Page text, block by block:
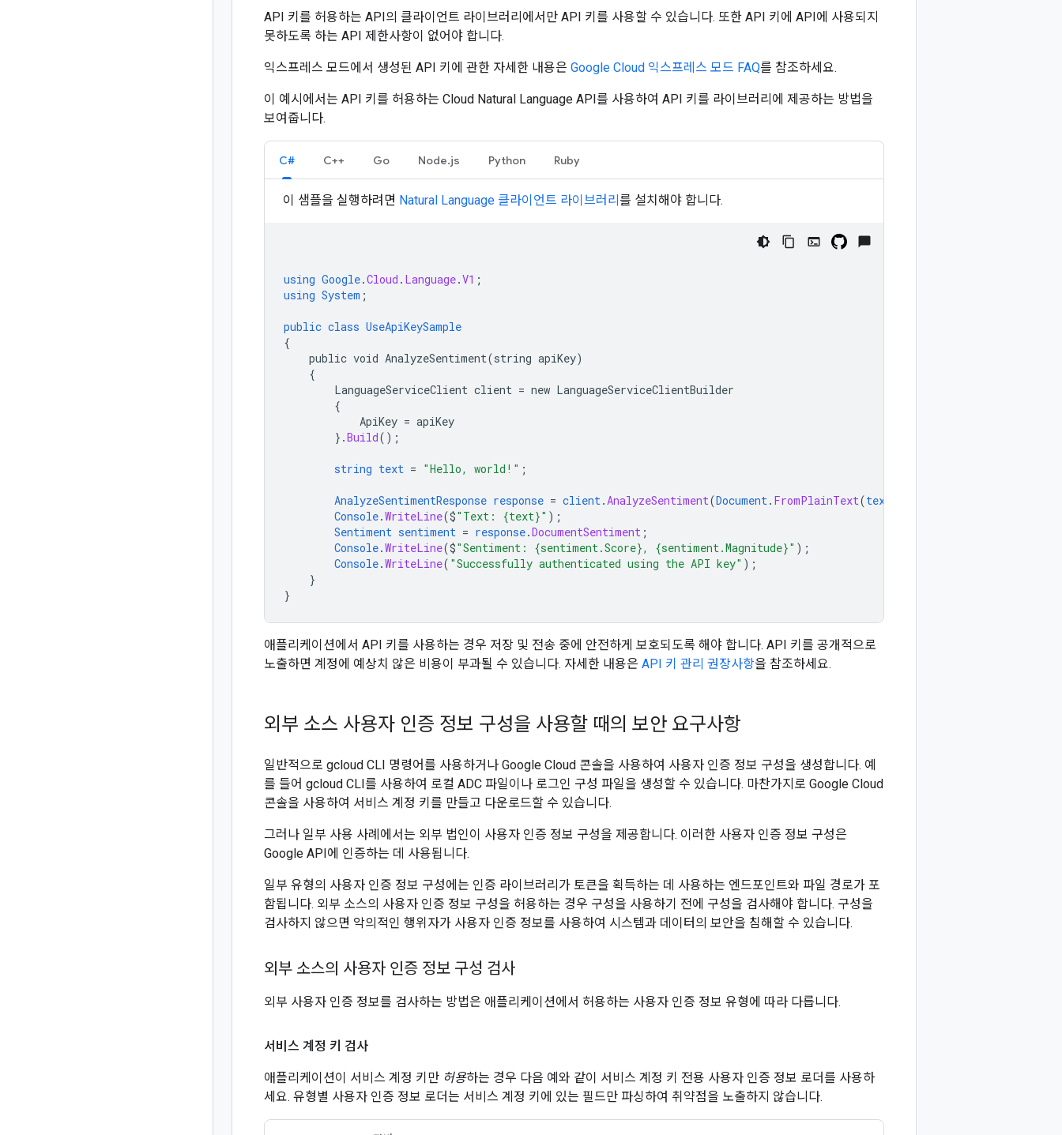
API 키를 허용하는 API의 클라이언트 라이브러리에서만 API 키를 사용할 수 있습니다. 또한 API 키에 API에 사용되지
못하도록 하는 API 제한사항이 없어야 합니다.
익스프레스 모드에서 생성된 API 키에 관한 자세한 내용은 Google Cloud 익스프레스 모드 FAQ를 참조하세요.
이 예시에서는 API 키를 허용하는 Cloud Natural Language API를 사용하여 API 키를 라이브러리에 제공하는 방법을
보여줍니다.
C# C++ Go Node.js Python Ruby
이 샘플을 실행하려면 Natural Language 클라이언트 라이브러리 를 설치해야 합니다.
using Google.Cloud . Language.V1 ;
using System ;
public class UseApiKeySample
{
public void AnalyzeSentiment(string apiKey)
{
LanguageServiceClient client = new LanguageServiceClientBuilder
{
ApiKey = apiKey
}.Build();
string text = "Hello, world!" ;
AnalyzeSentimentResponse response = client.AnalyzeSentiment(Document. FromPlainText(text
Console.WriteLine($"Text: {text}" );
Sentiment sentiment = response.DocumentSentiment ;
Console.WriteLine($"Sentiment: {sentiment.Score}, {sentiment.Magnitude}" );
Console.WriteLine( "Successfully authenticated using the API key" );
}
}
애플리케이션에서 API 키를 사용하는 경우 저장 및 전송 중에 안전하게 보호되도록 해야 합니다. API 키를 공개적으로
노출하면 계정에 예상치 않은 비용이 부과될 수 있습니다. 자세한 내용은 API 키 관리 권장사항을 참조하세요.
외부 소스 사용자 인증 정보 구성을 사용할 때의 보안 요구사항
일반적으로 gcloud CLI 명령어를 사용하거나 Google Cloud 콘솔을 사용하여 사용자 인증 정보 구성을 생성합니다. 예
를 들어 gcloud CLI를 사용하여 로컬 ADC 파일이나 로그인 구성 파일을 생성할 수 있습니다. 마찬가지로 Google Cloud
콘솔을 사용하여 서비스 계정 키를 만들고 다운로드할 수 있습니다.
그러나 일부 사용 사례에서는 외부 법인이 사용자 인증 정보 구성을 제공합니다. 이러한 사용자 인증 정보 구성은
Google API에 인증하는 데 사용됩니다.
일부 유형의 사용자 인증 정보 구성에는 인증 라이브러리가 토큰을 획득하는 데 사용하는 엔드포인트와 파일 경로가 포
함됩니다. 외부 소스의 사용자 인증 정보 구성을 허용하는 경우 구성을 사용하기 전에 구성을 검사해야 합니다. 구성을
검사하지 않으면 악의적인 행위자가 사용자 인증 정보를 사용하여 시스템과 데이터의 보안을 침해할 수 있습니다.
외부 소스의 사용자 인증 정보 구성 검사
외부 사용자 인증 정보를 검사하는 방법은 애플리케이션에서 허용하는 사용자 인증 정보 유형에 따라 다릅니다.
서비스 계정 키 검사
애플리케이션이 서비스 계정 키만 허용하는 경우 다음 예와 같이 서비스 계정 키 전용 사용자 인증 정보 로더를 사용하
세요. 유형별 사용자 인증 정보 로더는 서비스 계정 키에 있는 필드만 파싱하여 취약점을 노출하지 않습니다.